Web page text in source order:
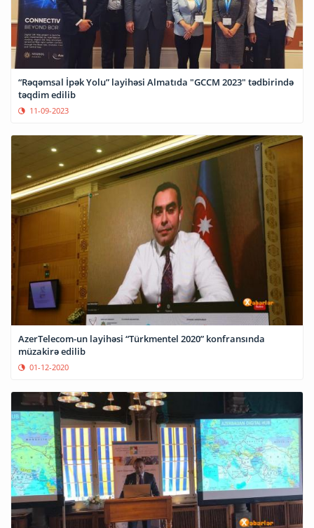
“Rəqəmsal İpək Yolu” layihəsi Almatıda "GCCM 2023" tədbirində
təqdim edilib
11-09-2023
AzerTelecom-un layihəsi “Türkmentel 2020” konfransında
müzakirə edilib
01-12-2020